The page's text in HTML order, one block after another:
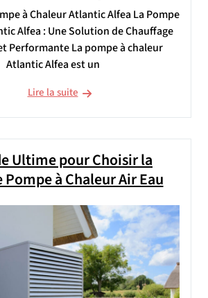
à Chaleur Atlantic Alfea La Pompe
Alfea : Une Solution de Chauffage
Performante La pompe à chaleur
Atlantic Alfea est un
Lire la suite
Ultime pour Choisir la
à Chaleur Air Eau